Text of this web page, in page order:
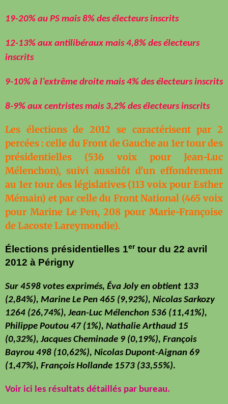
19-20% au PS mais 8% des électeurs inscrits
12-13% aux antilibéraux mais 4,8% des électeurs
inscrits
9-10% à l’extrême droite mais 4% des électeurs inscrits
8-9% aux centristes mais 3,2% des électeurs inscrits
Les élections de 2012 se caractérisent par 2
percées : celle du Front de Gauche au 1er tour des
présidentielles (536 voix pour Jean-Luc
Mélenchon), suivi aussitôt d'un effondrement
au 1er tour des législatives (113 voix pour Esther
Mémain) et par celle du Front National (465 voix
pour Marine Le Pen, 208 pour Marie-Françoise
de Lacoste Lareymondie).
Élections présidentielles 1ertour du 22 avril
2012 à Périgny
Sur 4598 votes exprimés, Éva Joly en obtient 133
(2,84%), Marine Le Pen 465 (9,92%), Nicolas Sarkozy
1264 (26,74%), Jean-Luc Mélenchon 536 (11,41%),
Philippe Poutou 47 (1%), Nathalie Arthaud 15
(0,32%), Jacques Cheminade 9 (0,19%), François
Bayrou 498 (10,62%), Nicolas Dupont-Aignan 69
(1,47%), François Hollande 1573 (33,55%).
Voir ici les résultats détaillés par bureau.